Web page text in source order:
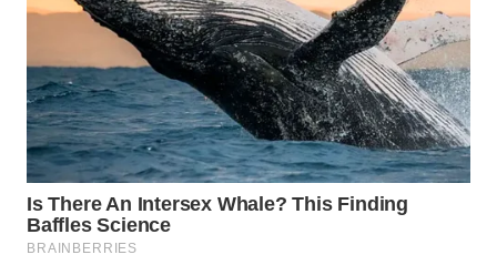
TV
WAHANANEWS
ID
WAHANANEWS
CO ID
WAHANANEWS
NET